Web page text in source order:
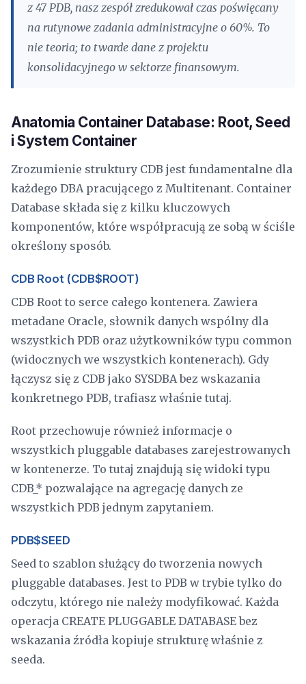
z 47 PDB, nasz zespół zredukował czas poświęcany
na rutynowe zadania administracyjne o 60%. To
nie teoria; to twarde dane z projektu
konsolidacyjnego w sektorze finansowym.
Anatomia Container Database: Root, Seed
i System Container
Zrozumienie struktury CDB jest fundamentalne dla
każdego DBA pracującego z Multitenant. Container
Database składa się z kilku kluczowych
komponentów, które współpracują ze sobą w ściśle
określony sposób.
CDB Root (CDB$ROOT)
CDB Root to serce całego kontenera. Zawiera
metadane Oracle, słownik danych wspólny dla
wszystkich PDB oraz użytkowników typu common
(widocznych we wszystkich kontenerach). Gdy
łączysz się z CDB jako SYSDBA bez wskazania
konkretnego PDB, trafiasz właśnie tutaj.
Root przechowuje również informacje o
wszystkich pluggable databases zarejestrowanych
w kontenerze. To tutaj znajdują się widoki typu
CDB_* pozwalające na agregację danych ze
wszystkich PDB jednym zapytaniem.
PDB$SEED
Seed to szablon służący do tworzenia nowych
pluggable databases. Jest to PDB w trybie tylko do
odczytu, którego nie należy modyfikować. Każda
operacja CREATE PLUGGABLE DATABASE bez
wskazania źródła kopiuje strukturę właśnie z
seeda.